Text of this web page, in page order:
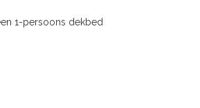
1-persoons dekbed